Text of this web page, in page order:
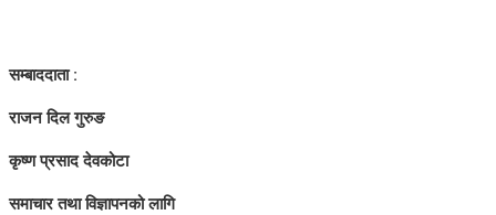
सम्बाददाता :
राजन दिल गुरुङ
कृष्ण प्रसाद देवकोटा
समाचार तथा विज्ञापनको लागि